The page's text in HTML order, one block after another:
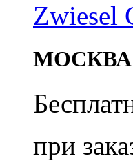
Zwiesel
МОСКВА
при